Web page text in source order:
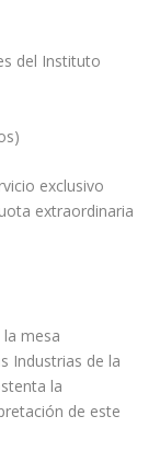
del Instituto
exclusivo
extraordinaria
la mesa
Industrias de la
la
de este